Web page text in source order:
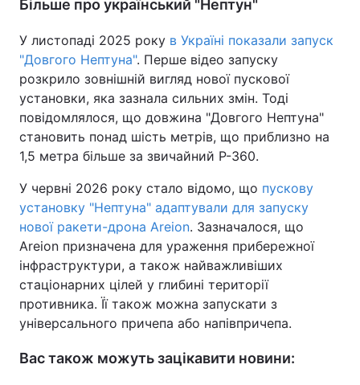
Більше про український "Нептун"
У листопаді 2025 року в Україні показали запуск
"Довгого Нептуна". Перше відео запуску
розкрило зовнішній вигляд нової пускової
установки, яка зазнала сильних змін. Тоді
повідомлялося, що довжина "Довгого Нептуна"
становить понад шість метрів, що приблизно на
1,5 метра більше за звичайний Р-360.
У червні 2026 року стало відомо, що пускову
установку "Нептуна" адаптували для запуску
нової ракети-дрона Areion. Зазначалося, що
Areion призначена для ураження прибережної
інфраструктури, а також найважливіших
стаціонарних цілей у глибині території
противника. Її також можна запускати з
універсального причепа або напівпричепа.
Вас також можуть зацікавити новини: